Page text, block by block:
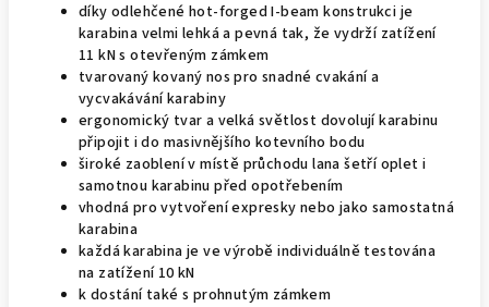
díky odlehčené hot-forged I-beam konstrukci je
karabina velmi lehká a pevná tak, že vydrží zatížení
11 kN s otevřeným zámkem
tvarovaný kovaný nos pro snadné cvakání a
vycvakávání karabiny
ergonomický tvar a velká světlost dovolují karabinu
připojit i do masivnějšího kotevního bodu
široké zaoblení v místě průchodu lana šetří oplet i
samotnou karabinu před opotřebením
vhodná pro vytvoření expresky nebo jako samostatná
karabina
každá karabina je ve výrobě individuálně testována
na zatížení 10 kN
k dostání také s prohnutým zámkem